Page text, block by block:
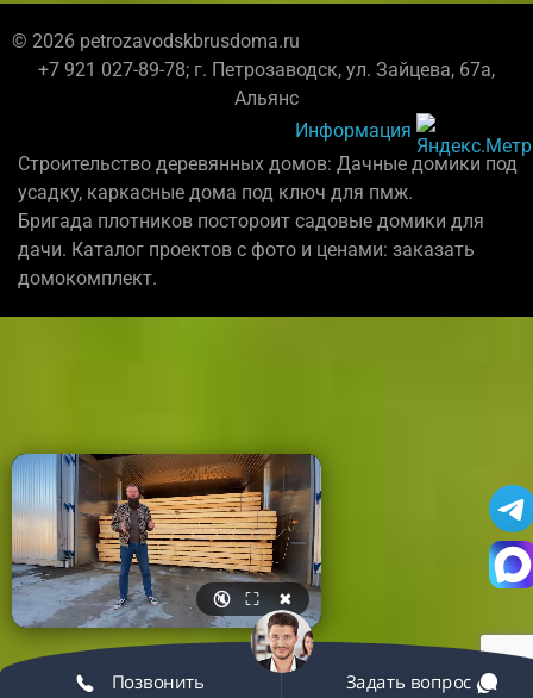
© 2026 petrozavodskbrusdoma.ru
+7 921 027-89-78; г. Петрозаводск, ул. Зайцева, 67а,
Альянс
Информация
Строительство деревянных домов: Дачные домики под
усадку, каркасные дома под ключ для пмж.
Бригада плотников постороит садовые домики для
дачи. Каталог проектов с фото и ценами: заказать
домокомплект.
🔇 ⛶ ✖
Позвонить Задать вопрос